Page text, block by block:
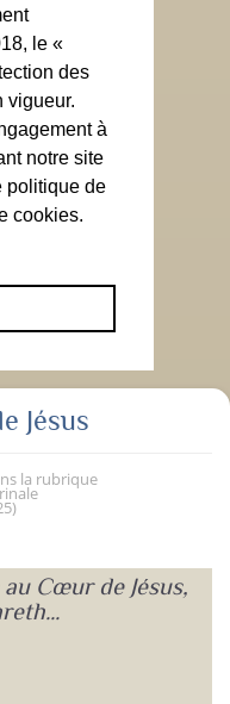
le «
des
vigueur.
à
notre site
politique de
cookies.
Jésus
la rubrique
)
Cœur de Jésus,
Nazareth...